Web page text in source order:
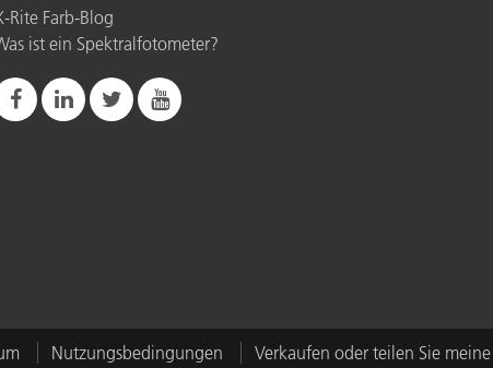
Rite Farb-Blog
ist ein Spektralfotometer?
Nutzungsbedingungen
Verkaufen oder teilen Sie meine